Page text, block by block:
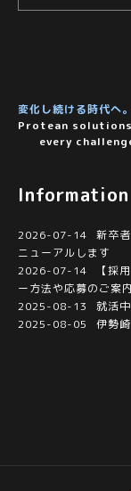
変化し続ける時代へ
Protean
every
Information
2026-07-14
新卒
ニューアルします
2026-07-14
【採
ー方法や応募のご案内
2025-08-13
就活
2025-08-05
伊勢